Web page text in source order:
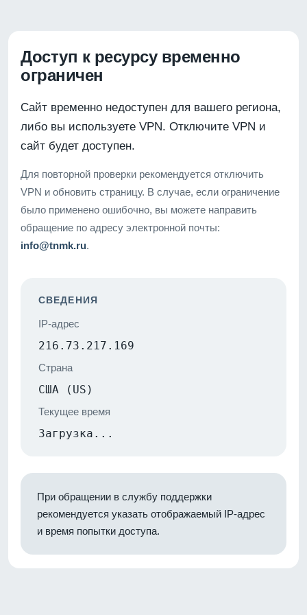
Доступ к ресурсу временно
ограничен
Сайт временно недоступен для вашего региона,
либо вы используете VPN. Отключите VPN и
сайт будет доступен.
Для повторной проверки рекомендуется отключить
VPN и обновить страницу. В случае, если ограничение
было применено ошибочно, вы можете направить
обращение по адресу электронной почты:
info@tnmk.ru.
СВЕДЕНИЯ
IP-адрес
216.73.217.169
Страна
США (US)
Текущее время
Загрузка...
При обращении в службу поддержки
рекомендуется указать отображаемый IP-адрес
и время попытки доступа.